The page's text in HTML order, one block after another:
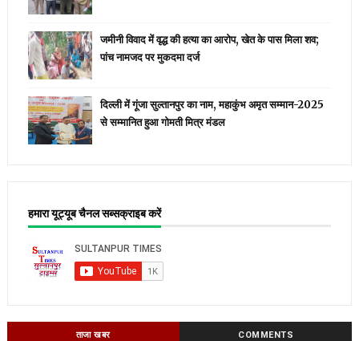
जमीनी विवाद में वृद्ध की हत्या का आरोप, खेत के पास मिला शव;
पांच नामजद पर मुकदमा दर्ज
दिल्ली में गूंजा सुल्तानपुर का नाम, महाकुंभ अमृत सम्मान-2025
से सम्मानित हुआ गोमती मित्र मंडल
हमारा यूट्यूब चैनल सब्सक्राइब करें
ताजा खबर COMMENTS